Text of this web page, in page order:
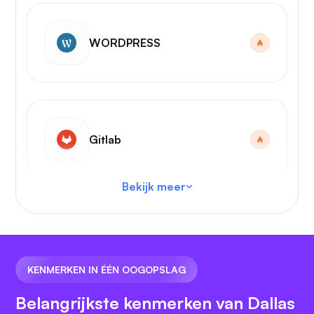
WORDPRESS
Gitlab
VS-code
Bekijk meer
KENMERKEN IN ÉÉN OOGOPSLAG
Belangrijkste kenmerken van Dallas